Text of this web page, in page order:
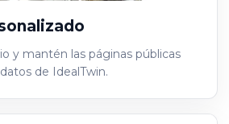
y mantén las páginas públicas
de IdealTwin.